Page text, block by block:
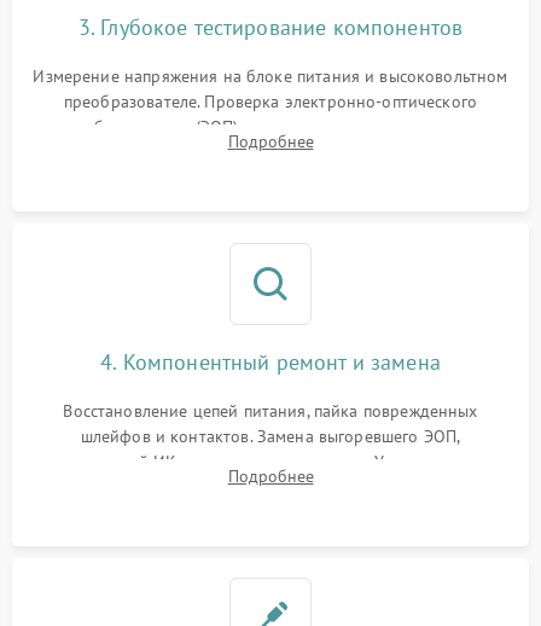
3. Глубокое тестирование компонентов
Измерение напряжения на блоке питания и высоковольтном
преобразователе. Проверка электронно-оптического
преобразователя (ЭОП) на стенде на предмет эмиссии,
шумов и засветок. Диагностика микросхем цифровых
Подробнее
4. Компонентный ремонт и замена
Восстановление цепей питания, пайка поврежденных
шлейфов и контактов. Замена выгоревшего ЭОП,
неисправной ИК-подсветки или матрицы. Ультразвуковая
очистка плат и удаление загрязнений с линз объектива и
Подробнее